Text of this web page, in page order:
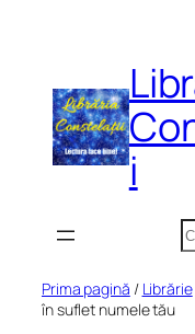
i
Prima pagină / Librărie
în suflet numele tău